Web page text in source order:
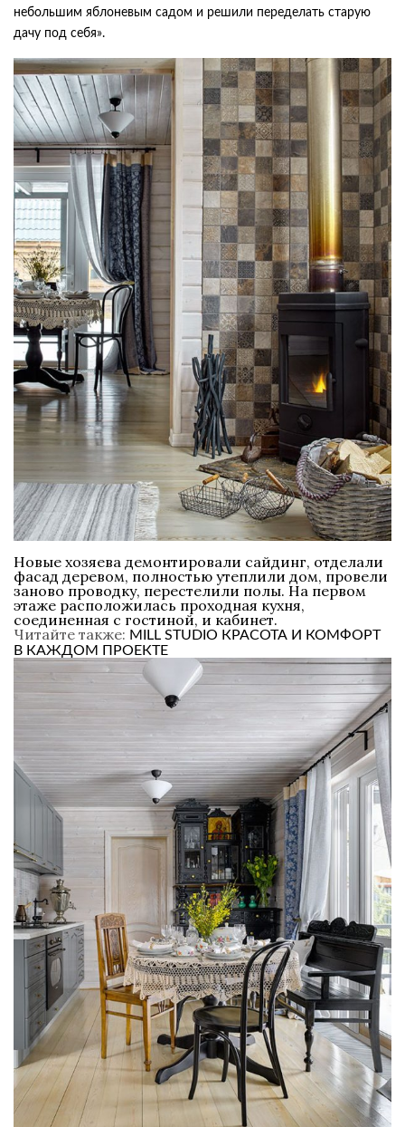
небольшим яблоневым садом и решили переделать старую
дачу под себя».
Новые хозяева демонтировали сайдинг, отделали
фасад деревом, полностью утеплили дом, провели
заново проводку, перестелили полы. На первом
этаже расположилась проходная кухня,
соединенная с гостиной, и кабинет.
Читайте также: MILL STUDIO КРАСОТА И КОМФОРТ
В КАЖДОМ ПРОЕКТЕ